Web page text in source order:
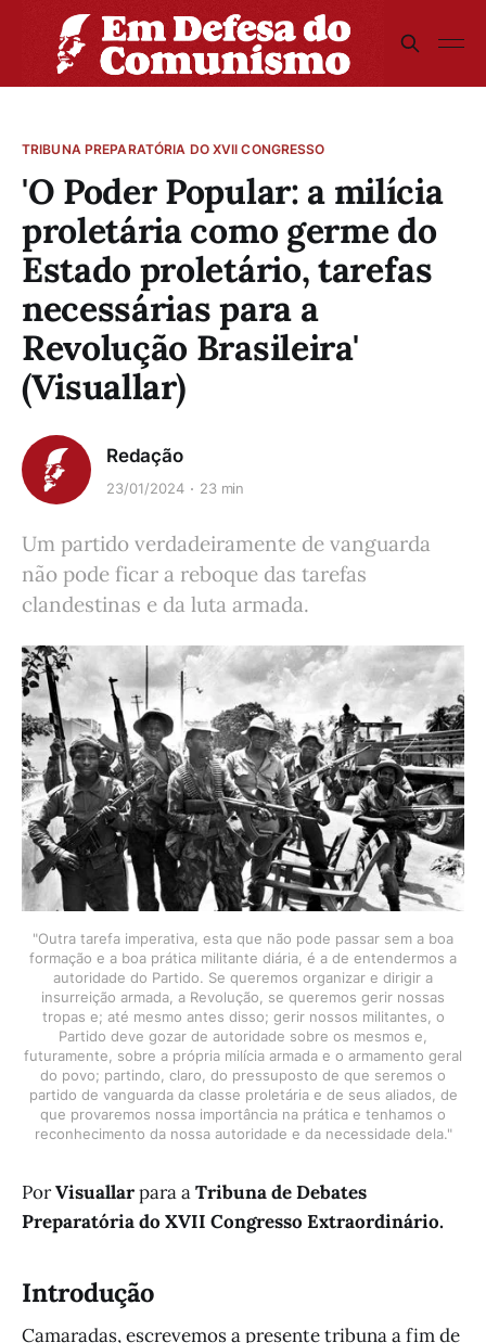
TRIBUNA PREPARATÓRIA DO XVII CONGRESSO
'O Poder Popular: a milícia
proletária como germe do
Estado proletário, tarefas
necessárias para a
Revolução Brasileira'
(Visuallar)
Redação
23/01/2024 23 min
Um partido verdadeiramente de vanguarda
não pode ficar a reboque das tarefas
clandestinas e da luta armada.
"Outra tarefa imperativa, esta que não pode passar sem a boa
formação e a boa prática militante diária, é a de entendermos a
autoridade do Partido. Se queremos organizar e dirigir a
insurreição armada, a Revolução, se queremos gerir nossas
tropas e; até mesmo antes disso; gerir nossos militantes, o
Partido deve gozar de autoridade sobre os mesmos e,
futuramente, sobre a própria milícia armada e o armamento geral
do povo; partindo, claro, do pressuposto de que seremos o
partido de vanguarda da classe proletária e de seus aliados, de
que provaremos nossa importância na prática e tenhamos o
reconhecimento da nossa autoridade e da necessidade dela."
PorVisuallarpara aTribuna de Debates
Preparatória do XVII Congresso Extraordinário.
Introdução
Camaradas, escrevemos a presente tribuna a fim de